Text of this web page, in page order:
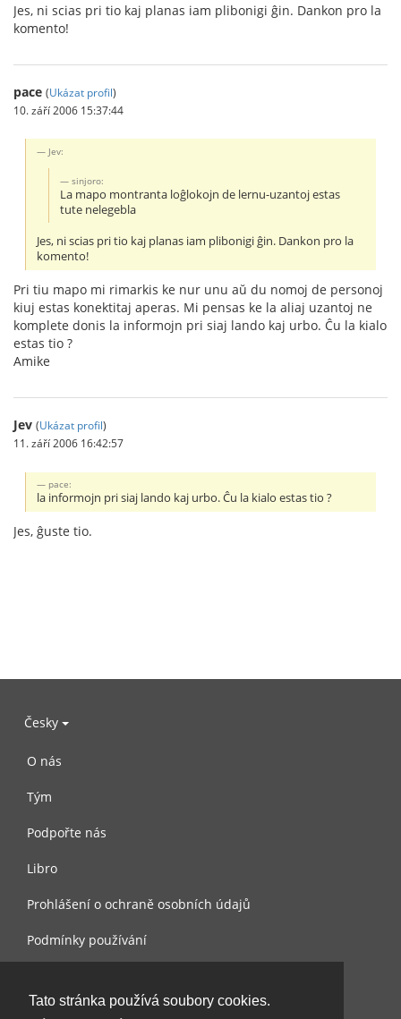
Tato stránka používá soubory cookies.
Jes, ni scias pri tio kaj planas iam plibonigi ĝin. Dankon pro la
komento!
pace (Ukázat profil)
10. září 2006 15:37:44
Jev:
sinjoro:
La mapo montranta loĝlokojn de lernu-uzantoj estas
tute nelegebla
Jes, ni scias pri tio kaj planas iam plibonigi ĝin. Dankon pro la
komento!
Pri tiu mapo mi rimarkis ke nur unu aŭ du nomoj de personoj
kiuj estas konektitaj aperas. Mi pensas ke la aliaj uzantoj ne
komplete donis la informojn pri siaj lando kaj urbo. Ĉu la kialo
estas tio ?
Amike
Jev (Ukázat profil)
11. září 2006 16:42:57
pace:
la informojn pri siaj lando kaj urbo. Ĉu la kialo estas tio ?
Jes, ĝuste tio.
Česky
O nás
Tým
Podpořte nás
Libro
Prohlášení o ochraně osobních údajů
Podmínky používání